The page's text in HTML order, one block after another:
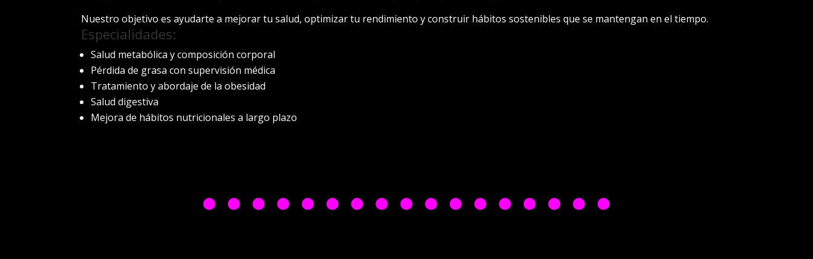
Nuestro objetivo es ayudarte a mejorar tu salud, optimizar tu rendimiento y construir hábitos sostenibles que se mantengan en el tiempo.
Especialidades:
Salud metabólica y composición corporal
Pérdida de grasa con supervisión médica
Tratamiento y abordaje de la obesidad
Salud digestiva
Mejora de hábitos nutricionales a largo plazo